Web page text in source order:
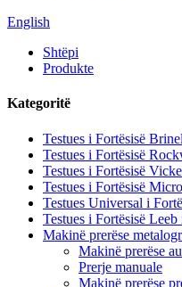
English
Shtëpi
Produkte
Kategoritë
Testues i Fortësisë
Testues i Fortësisë
Testues i Fortësisë
Testues i Fortësisë
Testues Universal i
Testues i Fortësisë
Makinë prerëse
Makinë prerëse
Prerje manuale
Makinë prerëse